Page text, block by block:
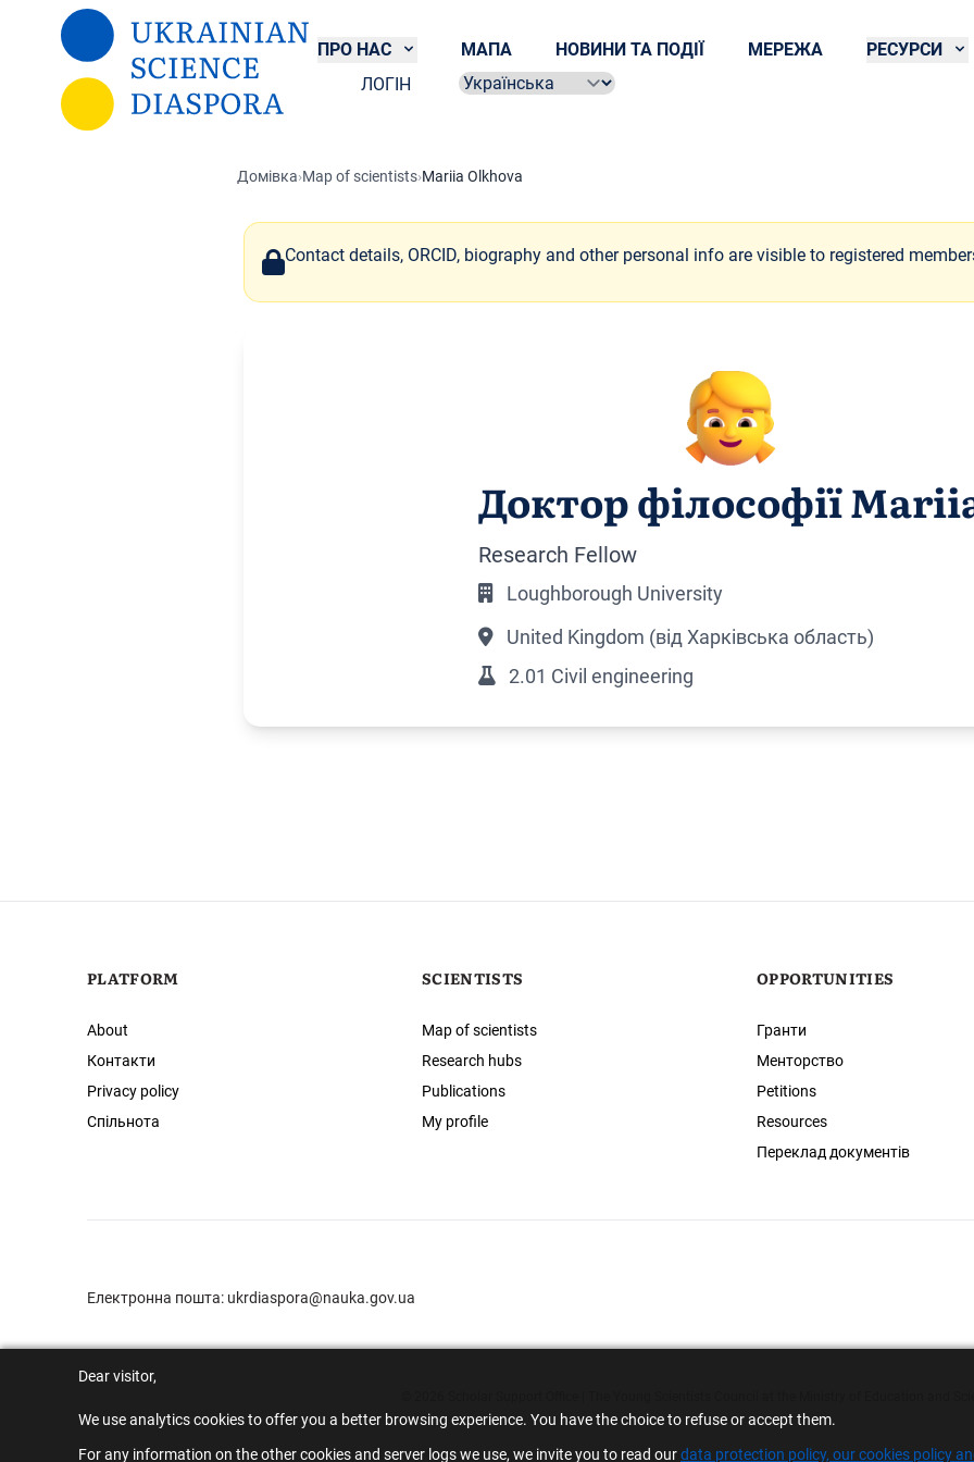
Перейти до основного вмісту
Dear visitor,
We use analytics cookies to offer you a better browsing experience. You have the choice to refuse or accept them.
For any information on the other cookies and server logs we use, we invite you to read ourdata protection policy, our cookies policy
ПРО НАС МАПА НОВИНИ ТА ПОДІЇ МЕРЕЖА
РЕСУРСИ
ЛОГІН
Select language
Домівка›Map of scientists›Mariia Olkhova
Contact details, ORCID, biography and other personal info are visible to registered
Доктор філософії
Research Fellow
Loughborough University
United Kingdom (від Харківська область)
2.01 Civil engineering
PLATFORM
About
Контакти
Privacy policy
Спільнота
SCIENTISTS
Map of scientists
Research hubs
Publications
My profile
OPPORTUNITIES
Гранти
Менторство
Petitions
Resources
Переклад документів
Електронна пошта: ukrdiaspora@nauka.gov.ua